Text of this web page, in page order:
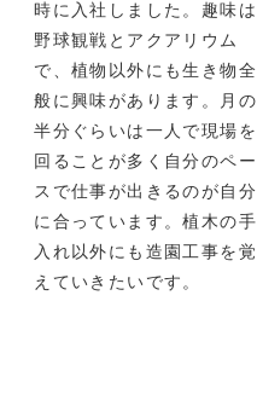
時に入社しました。趣味は
野球観戦とアクアリウム
で、植物以外にも生き物全
般に興味があります。月の
半分ぐらいは一人で現場を
回ることが多く自分のペー
スで仕事が出きるのが自分
に合っています。植木の手
入れ以外にも造園工事を覚
えていきたいです。